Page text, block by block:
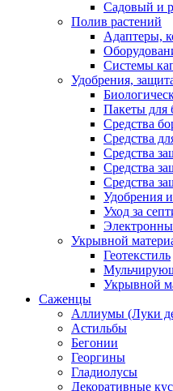
Садовый и
Полив растений
Адаптеры,
Системы
Удобрения,
Пакеты для
Средства
Средства
Средства
Средства
Средства
Удобрения
Уход за
Укрывной
Геотекстиль
Укрывной
Саженцы
Аллиумы (Луки
Астильбы
Бегонии
Георгины
Гладиолусы
Декоративные